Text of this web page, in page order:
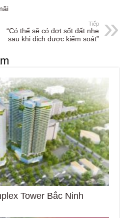
Tiếp
“Có thể sẽ có đợt sốt đất nhẹ
sau khi dịch được kiểm soát”
Tower Bắc Ninh